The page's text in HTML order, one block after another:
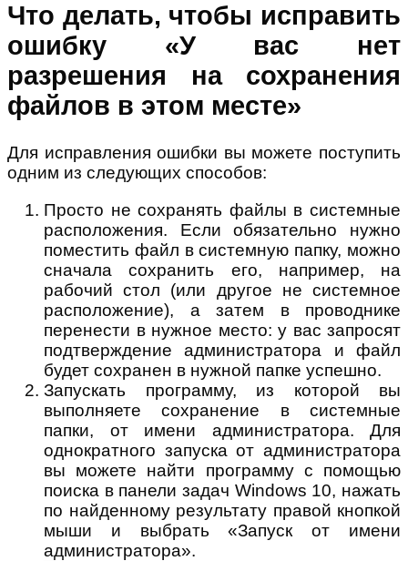
Что делать, чтобы исправить
ошибку «У вас нет
разрешения на сохранения
файлов в этом месте»
Для исправления ошибки вы можете поступить
одним из следующих способов:
Просто не сохранять файлы в системные
расположения. Если обязательно нужно
поместить файл в системную папку, можно
сначала сохранить его, например, на
рабочий стол (или другое не системное
расположение), а затем в проводнике
перенести в нужное место: у вас запросят
подтверждение администратора и файл
будет сохранен в нужной папке успешно.
Запускать программу, из которой вы
выполняете сохранение в системные
папки, от имени администратора. Для
однократного запуска от администратора
вы можете найти программу с помощью
поиска в панели задач Windows 10, нажать
по найденному результату правой кнопкой
мыши и выбрать «Запуск от имени
администратора».